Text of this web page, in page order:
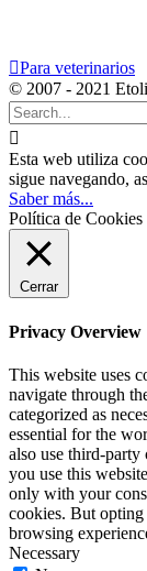
Para veterinarios
© 2007 - 2021

Esta web utiliza
sigue navegando,
Saber más...
Política de Cookies
Cerrar
Privacy Overview
This website uses
navigate through
categorized as
essential for the
also use third-party
you use this
only with your
cookies. But
browsing
Necessary